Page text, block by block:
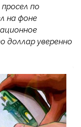
по
на фоне
доллар уверенно